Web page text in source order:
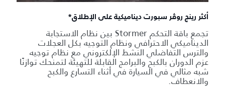
أكثر رينج روڤر سبورت ديناميكية على الإطلاق*
تجمع باقة التحكم Stormer بين نظام الاستجابة
الديناميكي الاحترافي ونظام التوجيه بكل العجلات
والترس التفاضلي النشط الإلكتروني مع نظام توجيه
عزم الدوران بالكبح والبرامج القابلة للتهيئة لتمنحك توازنًا
شبه مثالي في السيارة في أثناء التسارع والكبح
والانعطاف.